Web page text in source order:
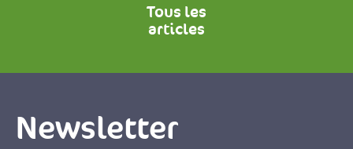
Tous les
articles
Newsletter